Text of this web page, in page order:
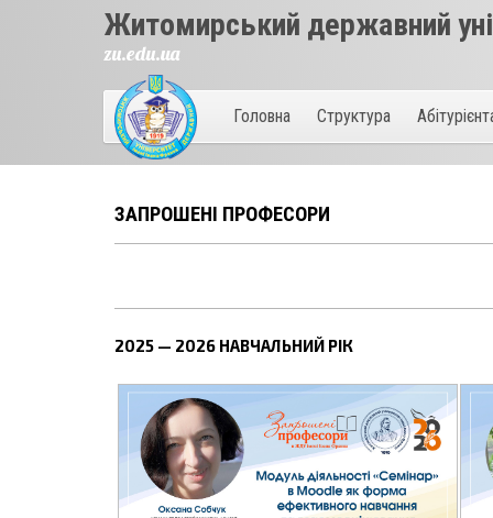
Житомирський державний
zu.edu.ua
Головна Структура
ЗАПРОШЕНІ ПРОФЕСОРИ
2025 — 2026 НАВЧАЛЬНИЙ РІК